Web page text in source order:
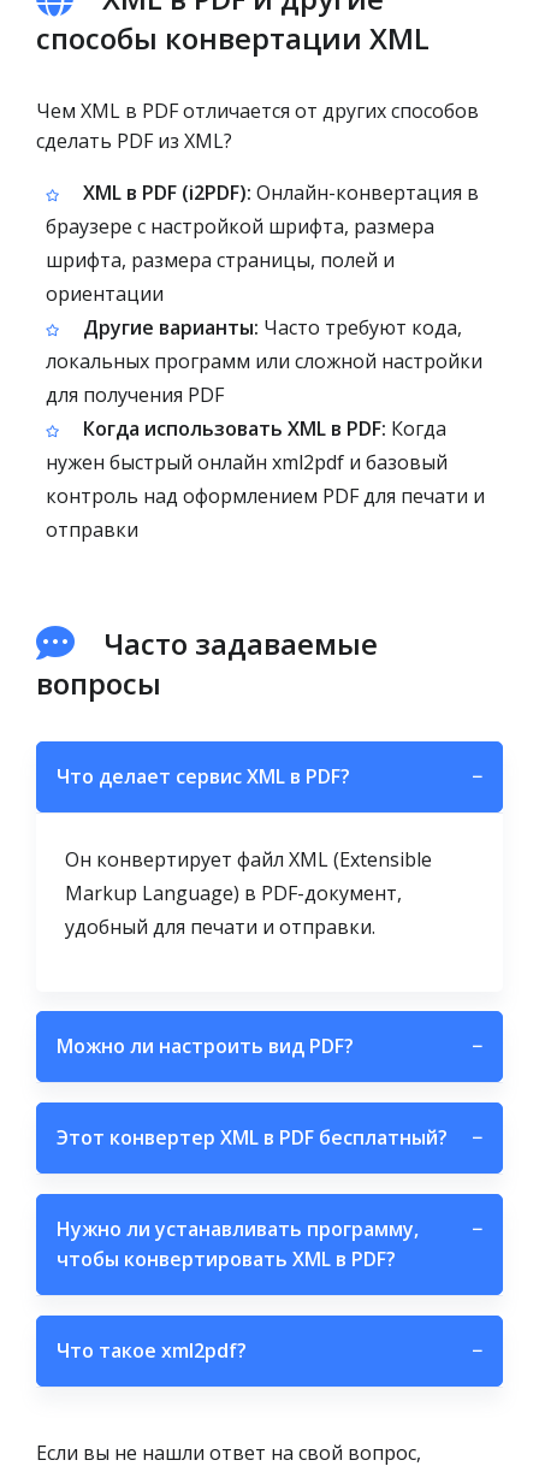
способы конвертации XML
Чем XML в PDF отличается от других способов
сделать PDF из XML?
XML в PDF (i2PDF): Онлайн-конвертация в
браузере с настройкой шрифта, размера
шрифта, размера страницы, полей и
ориентации
Другие варианты: Часто требуют кода,
локальных программ или сложной настройки
для получения PDF
Когда использовать XML в PDF: Когда
нужен быстрый онлайн xml2pdf и базовый
контроль над оформлением PDF для печати и
отправки
Часто задаваемые
вопросы
Что делает сервис XML в PDF? −
Он конвертирует файл XML (Extensible
Markup Language) в PDF-документ,
удобный для печати и отправки.
Можно ли настроить вид PDF? −
Этот конвертер XML в PDF бесплатный? −
Нужно ли устанавливать программу,
чтобы конвертировать XML в PDF?
−
Что такое xml2pdf? −
Если вы не нашли ответ на свой вопрос,